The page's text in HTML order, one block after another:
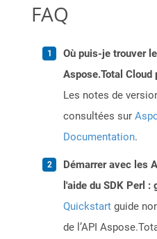
FAQ
Où puis-je trouver
Aspose.Total Cloud
Les notes de
consultées sur
Documentation.
Démarrer avec les
l'aide du SDK Perl :
Quickstart guide
de l’API